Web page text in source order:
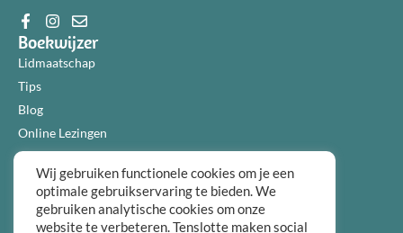
Boekwijzer
Lidmaatschap
Tips
Blog
Online Lezingen
Diensten
Over ons
Informatie
Algemene voorwaarden
Wij gebruiken functionele cookies om je een
optimale gebruikservaring te bieden. We
gebruiken analytische cookies om onze
website te verbeteren. Tenslotte maken social